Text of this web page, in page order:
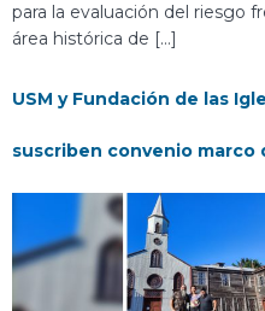
para la evaluación del riesgo
área histórica de […]
USM y Fundación de las
suscriben convenio